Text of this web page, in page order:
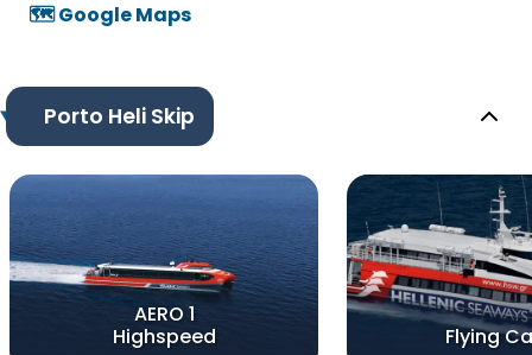
🗺️ Google Maps
Porto Heli Skip
AERO 1
Highspeed
Flying